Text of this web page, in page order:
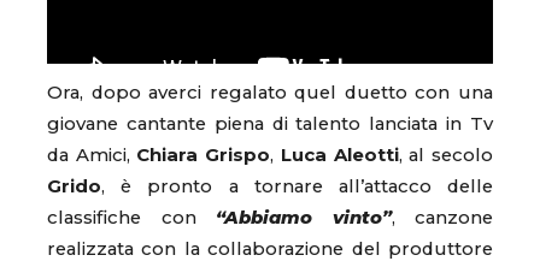
Ora, dopo averci regalato quel duetto con una
giovane cantante piena di talento lanciata in Tv
da Amici, Chiara Grispo, Luca Aleotti, al secolo
Grido, è pronto a tornare all’attacco delle
classifiche con“Abbiamo vinto”, canzone
realizzata con la collaborazione del produttore